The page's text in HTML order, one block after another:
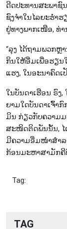
ດີດ​ປະ​ທານ​ສະ​ພາ​ຊົ
ຊົງ​ຈຳ​ໃນ​ໄລ​ຍະ​ຮ່ຳ​
ຢູ່ທາງ​ພາກ​ເໜືອ, ທ່າ
“ລຸງ ໄດ້​ຖາມ​ພວກ​ຫຼ
ກິນ​ໃຫ້​ອີ່ມເພື່​ອຮຽນ
ແຮງ, ໃນ​ອະ​ນາ​ຄົດ​ເ
ໃນ​ບັນ​ດາ​ເຮືອນ ຣົງ
ຍາມ​ໃດ​ບັນ​ດາເຈົ້າກົ
ມິນ ​ກ່ຽວ​ກັບ​ຄວາມ​
ສະ​ໜິດ​ຕິດ​ພັນ​ນັ້ນ, ໄ
ມີຄວາມອີ່ມ​ໜຳ​ສຳ​
ກ້ອນ​ມະ​ຫາ​ສາ​ມັກ​ຄີ​
Tag:
TAG